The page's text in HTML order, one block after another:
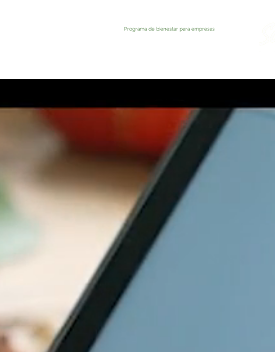
Programa de bienestar para empresas